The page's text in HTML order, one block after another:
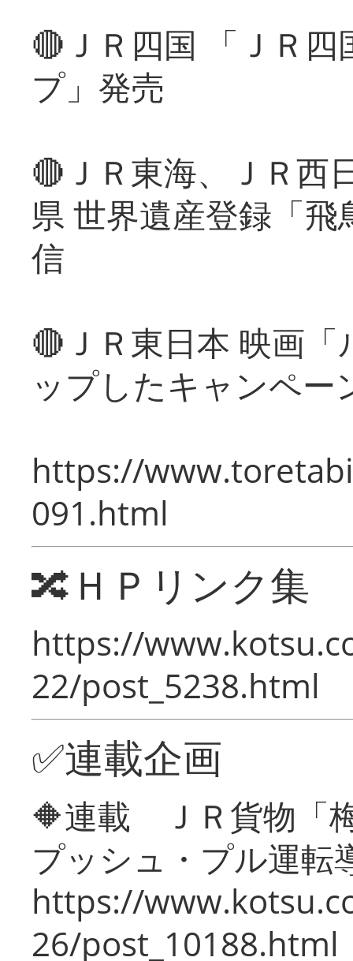
🔴ＪＲ四国 「ＪＲ
プ」発売
🔴ＪＲ東海、ＪＲ西
県 世界遺産登録「
信
🔴ＪＲ東日本 映画
ップしたキャンペー
https://
091.html
🔀ＨＰリンク集
https://
22/post_5238.html
✅連載企画
🔶連載 ＪＲ貨物「
プッシュ・プル運転
https://
26/post_10188.html